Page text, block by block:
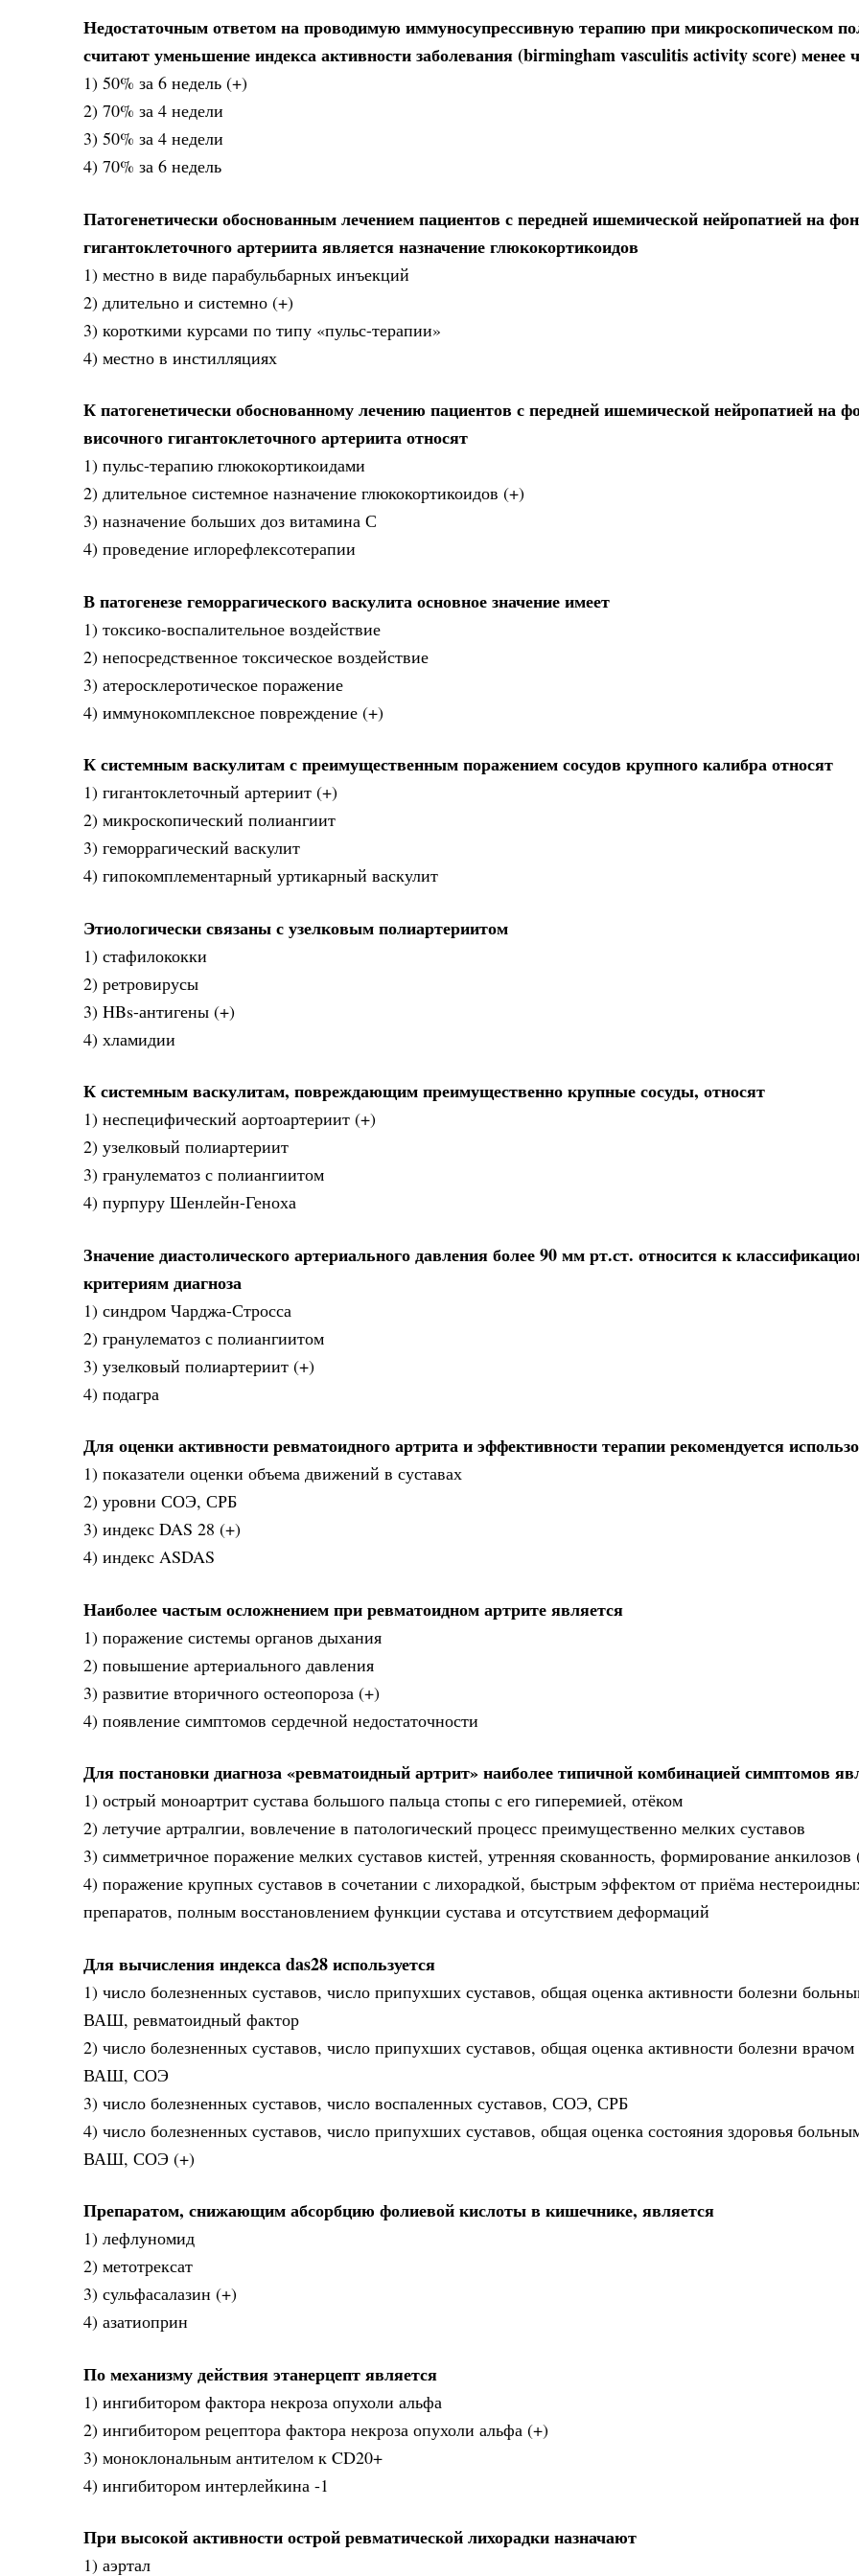
Недостаточным ответом на проводимую иммуносупрессивную терапию при микроскопическом
считают уменьшение индекса активности заболевания (birmingham vasculitis activity score) менее
1) 50% за 6 недель (+)
2) 70% за 4 недели
3) 50% за 4 недели
4) 70% за 6 недель
Патогенетически обоснованным лечением пациентов с передней ишемической нейропатией на
гигантоклеточного артериита является назначение глюкокортикоидов
1) местно в виде парабульбарных инъекций
2) длительно и системно (+)
3) короткими курсами по типу «пульс-терапии»
4) местно в инстилляциях
К патогенетически обоснованному лечению пациентов с передней ишемической нейропатией на
височного гигантоклеточного артериита относят
1) пульс-терапию глюкокортикоидами
2) длительное системное назначение глюкокортикоидов (+)
3) назначение больших доз витамина С
4) проведение иглорефлексотерапии
В патогенезе геморрагического васкулита основное значение имеет
1) токсико-воспалительное воздействие
2) непосредственное токсическое воздействие
3) атеросклеротическое поражение
4) иммунокомплексное повреждение (+)
К системным васкулитам с преимущественным поражением сосудов крупного калибра относят
1) гигантоклеточный артериит (+)
2) микроскопический полиангиит
3) геморрагический васкулит
4) гипокомплементарный уртикарный васкулит
Этиологически связаны с узелковым полиартериитом
1) стафилококки
2) ретровирусы
3) HBs-антигены (+)
4) хламидии
К системным васкулитам, повреждающим преимущественно крупные сосуды, относят
1) неспецифический аортоартериит (+)
2) узелковый полиартериит
3) гранулематоз с полиангиитом
4) пурпуру Шенлейн-Геноха
Значение диастолического артериального давления более 90 мм рт.ст. относится к
критериям диагноза
1) синдром Чарджа-Стросса
2) гранулематоз с полиангиитом
3) узелковый полиартериит (+)
4) подагра
Для оценки активности ревматоидного артрита и эффективности терапии рекомендуется
1) показатели оценки объема движений в суставах
2) уровни СОЭ, СРБ
3) индекс DAS 28 (+)
4) индекс ASDAS
Наиболее частым осложнением при ревматоидном артрите является
1) поражение системы органов дыхания
2) повышение артериального давления
3) развитие вторичного остеопороза (+)
4) появление симптомов сердечной недостаточности
Для постановки диагноза «ревматоидный артрит» наиболее типичной комбинацией симптомов
1) острый моноартрит сустава большого пальца стопы с его гиперемией, отёком
2) летучие артралгии, вовлечение в патологический процесс преимущественно мелких суставов
3) симметричное поражение мелких суставов кистей, утренняя скованность, формирование анкилозов
4) поражение крупных суставов в сочетании с лихорадкой, быстрым эффектом от приёма
препаратов, полным восстановлением функции сустава и отсутствием деформаций
Для вычисления индекса das28 используется
1) число болезненных суставов, число припухших суставов, общая оценка активности болезни
ВАШ, ревматоидный фактор
2) число болезненных суставов, число припухших суставов, общая оценка активности болезни
ВАШ, СОЭ
3) число болезненных суставов, число воспаленных суставов, СОЭ, СРБ
4) число болезненных суставов, число припухших суставов, общая оценка состояния здоровья
ВАШ, СОЭ (+)
Препаратом, снижающим абсорбцию фолиевой кислоты в кишечнике, является
1) лефлуномид
2) метотрексат
3) сульфасалазин (+)
4) азатиоприн
По механизму действия этанерцепт является
1) ингибитором фактора некроза опухоли альфа
2) ингибитором рецептора фактора некроза опухоли альфа (+)
3) моноклональным антителом к CD20+
4) ингибитором интерлейкина -1
При высокой активности острой ревматической лихорадки назначают
1) аэртал